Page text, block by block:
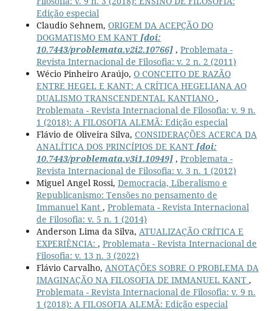
Edição especial
Claudio Sehnem, ORIGEM DA ACEPÇÃO DO
DOGMATISMO EM KANT [doi:
10.7443/problemata.v2i2.10766], Problemata -
Revista Internacional de Filosofia: v. 2 n. 2 (2011)
Wécio Pinheiro Araújo, O CONCEITO DE RAZÃO
ENTRE HEGEL E KANT: A CRÍTICA HEGELIANA AO
DUALISMO TRANSCENDENTAL KANTIANO ,
Problemata - Revista Internacional de Filosofia: v. 9 n.
1 (2018): A FILOSOFIA ALEMÃ: Edição especial
Flávio de Oliveira Silva, CONSIDERAÇÕES ACERCA DA
ANALÍTICA DOS PRINCÍPIOS DE KANT [doi:
10.7443/problemata.v3i1.10949], Problemata -
Revista Internacional de Filosofia: v. 3 n. 1 (2012)
Miguel Angel Rossi, Democracia, Liberalismo e
Republicanismo: Tensões no pensamento de
Immanuel Kant , Problemata - Revista Internacional
de Filosofia: v. 5 n. 1 (2014)
Anderson Lima da Silva, ATUALIZAÇÃO CRÍTICA E
EXPERIÊNCIA: , Problemata - Revista Internacional de
Filosofia: v. 13 n. 3 (2022)
Flávio Carvalho, ANOTAÇÕES SOBRE O PROBLEMA DA
IMAGINAÇÃO NA FILOSOFIA DE IMMANUEL KANT ,
Problemata - Revista Internacional de Filosofia: v. 9 n.
1 (2018): A FILOSOFIA ALEMÃ: Edição especial